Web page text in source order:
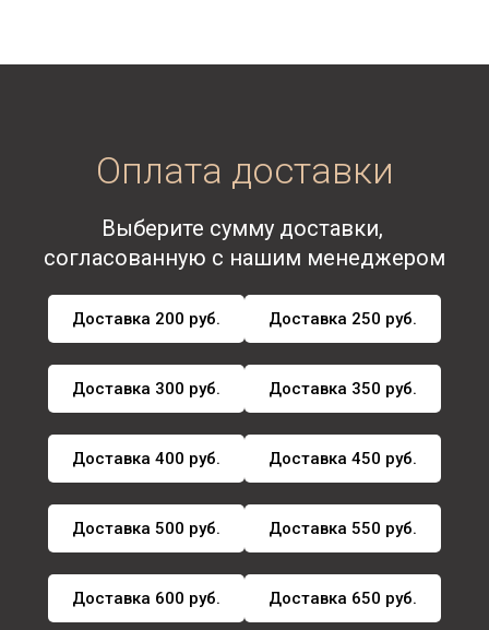
Оплата доставки
Выберите сумму доставки,
согласованную с нашим менеджером
Доставка 200 руб. Доставка 250 руб.
Доставка 300 руб. Доставка 350 руб.
Доставка 400 руб. Доставка 450 руб.
Доставка 500 руб. Доставка 550 руб.
Доставка 600 руб. Доставка 650 руб.